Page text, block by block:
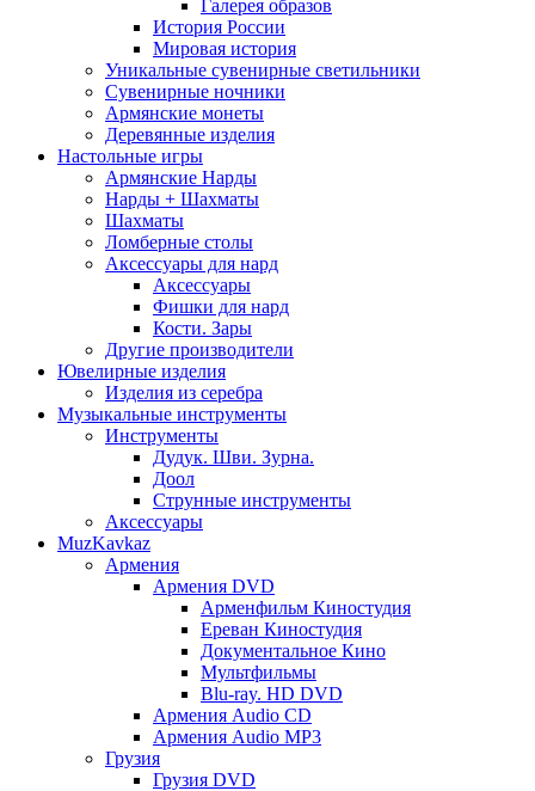
Галерея образов
История России
Мировая история
Уникальные сувенирные светильники
Сувенирные ночники
Армянские монеты
Деревянные изделия
Настольные игры
Армянские Нарды
Нарды + Шахматы
Шахматы
Ломберные столы
Аксессуары для нард
Аксессуары
Фишки для нард
Кости. Зары
Другие производители
Ювелирные изделия
Изделия из серебра
Музыкальные инструменты
Инструменты
Дудук. Шви. Зурна.
Доол
Струнные инструменты
Аксессуары
MuzKavkaz
Армения
Армения DVD
Арменфильм Киностудия
Ереван Киностудия
Документальное Кино
Мультфильмы
Blu-ray. HD DVD
Армения Audio CD
Армения Audio MP3
Грузия
Грузия DVD